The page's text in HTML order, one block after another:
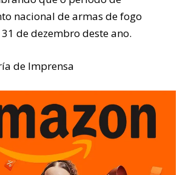
nacional de armas de fogo
de dezembro deste ano.
de Imprensa